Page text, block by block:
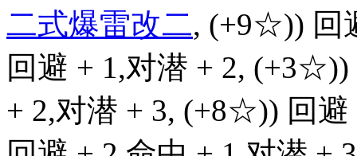
二式爆雷改二, (+9☆)) 回
回避 + 1,对潜 + 2,
+ 2,对潜 + 3, (+8☆)) 回